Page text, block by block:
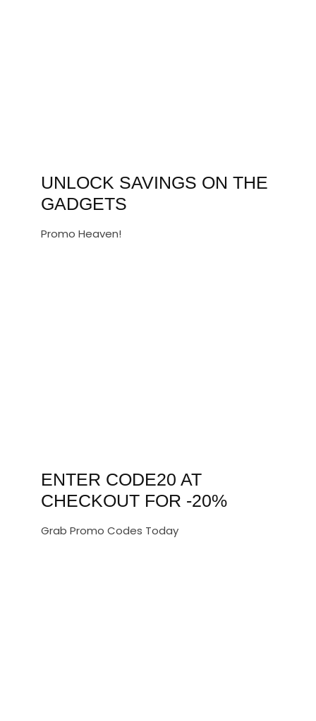
UNLOCK SAVINGS ON THE
GADGETS
Promo Heaven!
ENTER CODE20 AT
CHECKOUT FOR -20%
Grab Promo Codes Today